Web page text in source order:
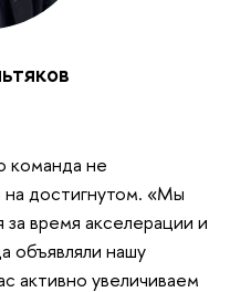
команда не
на достигнутом. «Мы
время акселерации и
объявляли нашу
активно увеличиваем